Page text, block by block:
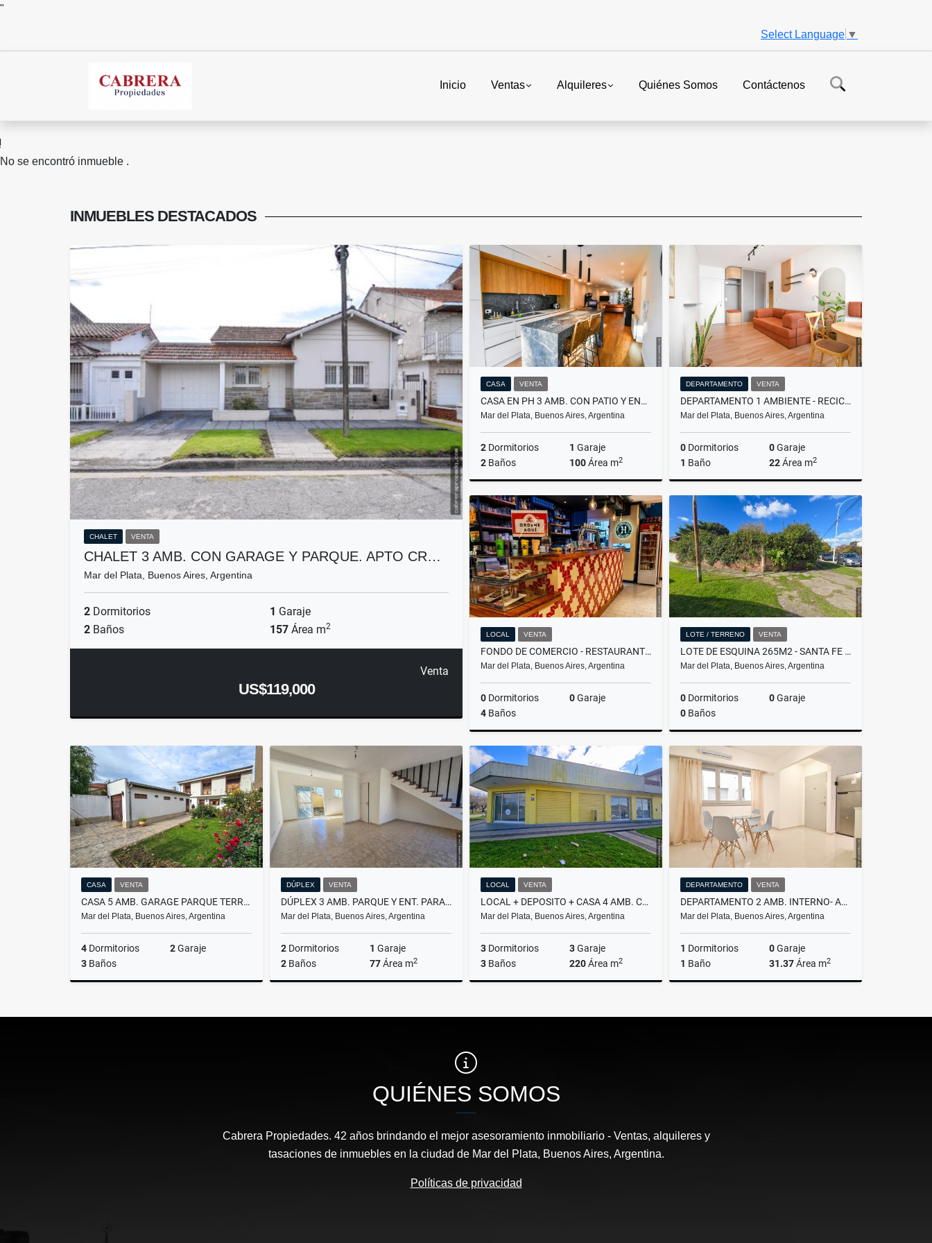
"
Select Language ▼
Inicio Ventas Alquileres Quiénes Somos Contáctenos
No se encontró inmueble .
INMUEBLES DESTACADOS
CHALET VENTA
CHALET 3 AMB. CON GARAGE Y PARQUE. APTO CR…
Mar del Plata, Buenos Aires, Argentina
2 Dormitorios 1 Garaje
2 Baños 157 Área m2
Venta
US$119,000
CASA VENTA
CASA EN PH 3 AMB. CON PATIO Y ENTRADA P/AUTO - NECOCHEA Y ESPAÑA
Mar del Plata, Buenos Aires, Argentina
2 Dormitorios 1 Garaje
2 Baños 100Área m2
Venta
US$195,000
DEPARTAMENTO VENTA
DEPARTAMENTO 1 AMBIENTE - RECICLADO Y EQUIPADO - MITRE Y BELGRANO
Mar del Plata, Buenos Aires, Argentina
0 Dormitorios 0Garaje
1 Baño 22Área m2
Venta
US$53,500
LOCAL VENTA
FONDO DE COMERCIO - RESTAURANTE/HELADERIA - ROCA Y PEÑA
Mar del Plata, Buenos Aires, Argentina
0 Dormitorios 0Garaje
4 Baños
Venta
US$160,000
LOTE / TERRENO VENTA
LOTE DE ESQUINA 265M2 - SANTA FE Y LARREA
Mar del Plata, Buenos Aires, Argentina
0 Dormitorios 0Garaje
0 Baños
Venta
US$130,000
CASA VENTA
CASA 5 AMB. GARAGE PARQUE TERRAZA AP. CRÉDITO- TRIUNVIRATO Y AZOPARDO
Mar del Plata, Buenos Aires, Argentina
4 Dormitorios 2Garaje
3 Baños
US$110,000
DÚPLEX VENTA
DÚPLEX 3 AMB. PARQUE Y ENT. PARA AUTO FINANCIAN - PUNTA MOGOTES
Mar del Plata, Buenos Aires, Argentina
2 Dormitorios 1 Garaje
2 Baños 77Área m2
US$89,000
LOCAL VENTA
LOCAL + DEPOSITO + CASA 4 AMB. C/ TERRAZA - AV. J. P. RAMOS Y SICILIA
Mar del Plata, Buenos Aires, Argentina
3 Dormitorios 3Garaje
3 Baños 220Área m2
US$195,000
DEPARTAMENTO VENTA
DEPARTAMENTO 2 AMB. INTERNO- APTO CRÉDITO - GASCÓN Y OLAVARRIA
Mar del Plata, Buenos Aires, Argentina
1 Dormitorios 0Garaje
1 Baño 31.37Área m2
US$72,900
QUIÉNES SOMOS
Cabrera Propiedades. 42 años brindando el mejor asesoramiento inmobiliario - Ventas, alquileres y
tasaciones de inmuebles en la ciudad de Mar del Plata, Buenos Aires, Argentina.
Políticas de privacidad